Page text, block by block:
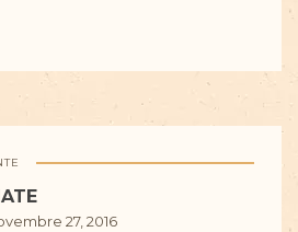
27, 2016